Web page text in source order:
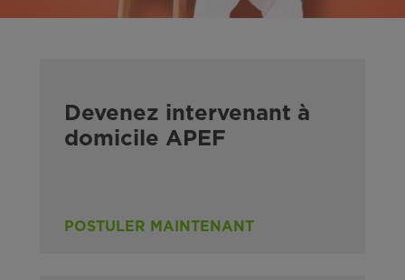
Devenez intervenant à
domicile APEF
POSTULER MAINTENANT